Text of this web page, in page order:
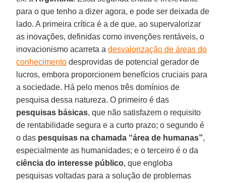
para o que tenho a dizer agora, e pode ser deixada de
lado. A primeira crítica é a de que, ao supervalorizar
as inovações, definidas como invenções rentáveis, o
inovacionismo acarreta adesvalorização de áreas do
conhecimento desprovidas de potencial gerador de
lucros, embora proporcionem benefícios cruciais para
a sociedade. Há pelo menos três domínios de
pesquisa dessa natureza. O primeiro é das
pesquisas básicas, que não satisfazem o requisito
de rentabilidade segura e a curto prazo; o segundo é
o das pesquisas na chamada “área de humanas”,
especialmente as humanidades; e o terceiro é o da
ciência do interesse público, que engloba
pesquisas voltadas para a solução de problemas